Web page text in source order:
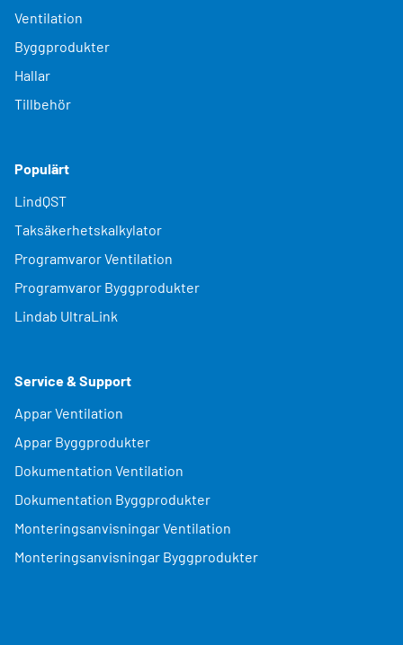
Ventilation
Byggprodukter
Hallar
Tillbehör
Populärt
LindQST
Taksäkerhetskalkylator
Programvaror Ventilation
Programvaror Byggprodukter
Lindab UltraLink
Service & Support
Appar Ventilation
Appar Byggprodukter
Dokumentation Ventilation
Dokumentation Byggprodukter
Monteringsanvisningar Ventilation
Monteringsanvisningar Byggprodukter